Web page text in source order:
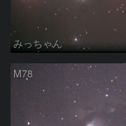
みっちゃん
M78